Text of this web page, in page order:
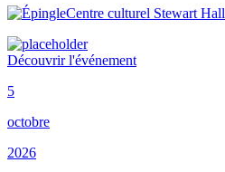
Centre culturel Stewart Hall
Découvrir l'événement
5
octobre
2026